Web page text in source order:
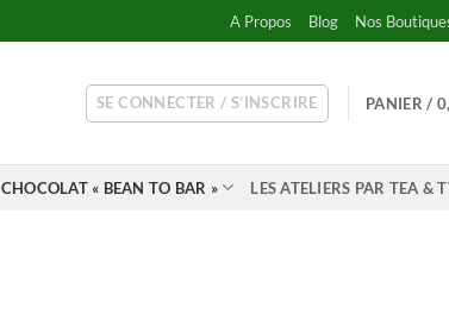
A Propos Blog Nos
SE CONNECTER / S’INSCRIRE PANIER /
CHOCOLAT « BEAN TO BAR » LES ATELIERS PAR TEA &